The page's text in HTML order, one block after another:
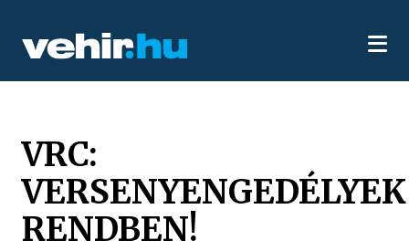
VRC:
VERSENYENGEDÉLYEK
RENDBEN!